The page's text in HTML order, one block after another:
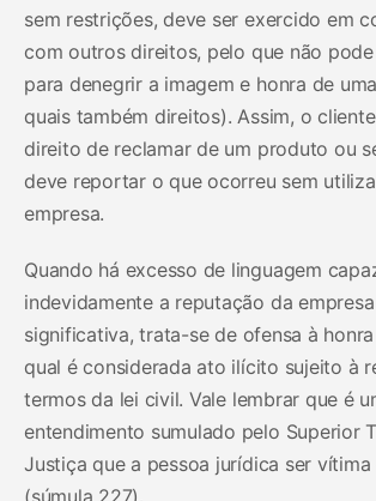
sem restrições, deve ser exercido em
com outros direitos, pelo que não
para denegrir a imagem e honra de
quais também direitos). Assim, o
direito de reclamar de um produto ou
deve reportar o que ocorreu sem
empresa.
Quando há excesso de linguagem
indevidamente a reputação da
significativa, trata-se de ofensa à
qual é considerada ato ilícito sujeito à
termos da lei civil. Vale lembrar que é
entendimento sumulado pelo Superior
Justiça que a pessoa jurídica ser
(súmula 227).